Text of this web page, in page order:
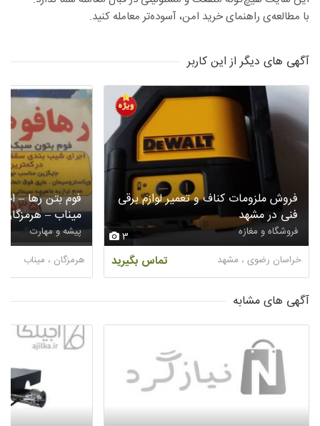
با مطالعه‌ی راهنمای خرید امن، آسوده‌تر معامله کنید.
آگهی های دیگر از این کاربر
3
فروش ملزومات کناف و تعمیر لوازم برقی
فنی در مشهد
فروشگاه و مغازه
تماس بگیرید خراسان رضوی ، مشهد
فوم بتن رها –
میناب – هرمزگان
پیشه و مهارت
هرمزگان ، میناب
آگهی های مشابه